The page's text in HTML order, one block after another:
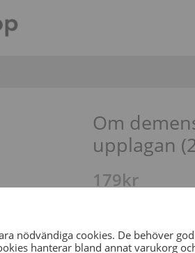
Om
upplagan
179kr
Adm.avgift
nödvändiga cookies. De behöver
hanterar bland annat varukorg